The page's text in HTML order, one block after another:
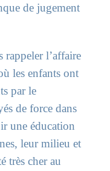
de jugement
rappeler l’affaire
les enfants ont
par le
de force dans
une éducation
leur milieu et
très cher au